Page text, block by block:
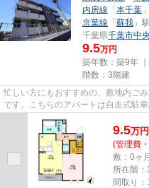
内房線 「 本千葉
京葉線 「 蘇我 」
千葉県千葉市中
9.5万円
築年数：築9年 ｜
階数：3階建
忙しい方にもおすすめの、敷地内ご
です。こちらのアパートは自走式駐
ただきたい、「ベルカーサ」...
9.5万円
(管理費
敷：0ヶ
所在階：
間取り